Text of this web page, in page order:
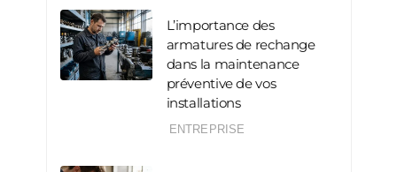
L’importance des
armatures de rechange
dans la maintenance
préventive de vos
installations
ENTREPRISE